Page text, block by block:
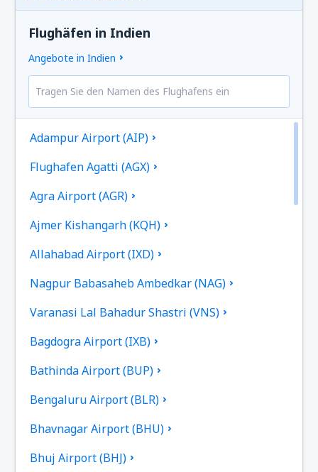
Flughäfen in Indien
Angebote in Indien
Adampur Airport (AIP)
Flughafen Agatti (AGX)
Agra Airport (AGR)
Ajmer Kishangarh (KQH)
Allahabad Airport (IXD)
Nagpur Babasaheb Ambedkar (NAG)
Varanasi Lal Bahadur Shastri (VNS)
Bagdogra Airport (IXB)
Bathinda Airport (BUP)
Bengaluru Airport (BLR)
Bhavnagar Airport (BHU)
Bhuj Airport (BHJ)